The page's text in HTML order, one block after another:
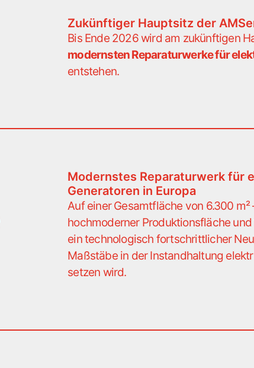
Zukünftiger Hauptsitz der
Bis Ende 2026 wird am zukünftigen
modernsten Reparaturwerke für
entstehen.
Modernstes Reparaturwerk für
Generatoren in Europa
Auf einer Gesamtfläche von 6.300
hochmoderner Produktionsfläche und
ein technologisch fortschrittlicher
Maßstäbe in der Instandhaltung
setzen wird.